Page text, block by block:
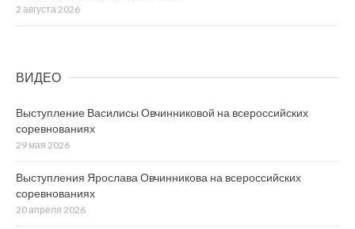
2 августа 2026
ВИДЕО
Выступление Василисы Овчинниковой на всероссийских
соревнованиях
29 мая 2026
Выступления Ярослава Овчинникова на всероссийских
соревнованиях
20 апреля 2026